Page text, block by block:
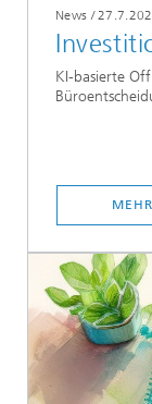
News /
KI-basierte
MEHR